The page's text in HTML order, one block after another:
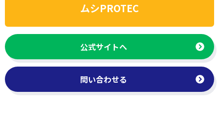
ムシPROTEC
公式サイトへ
問い合わせる